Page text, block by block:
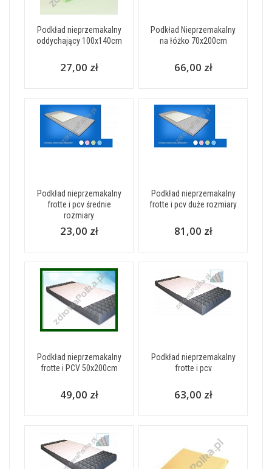
Podkład nieprzemakalny
oddychający 100x140cm
27,00 zł
Podkład Nieprzemakalny
na łóżko 70x200cm
66,00 zł
Podkład nieprzemakalny
frotte i pcv średnie
rozmiary
23,00 zł
Podkład nieprzemakalny
frotte i pcv duże rozmiary
81,00 zł
Podkład nieprzemakalny
frotte i PCV 50x200cm
49,00 zł
Podkład nieprzemakalny
frotte i pcv
63,00 zł